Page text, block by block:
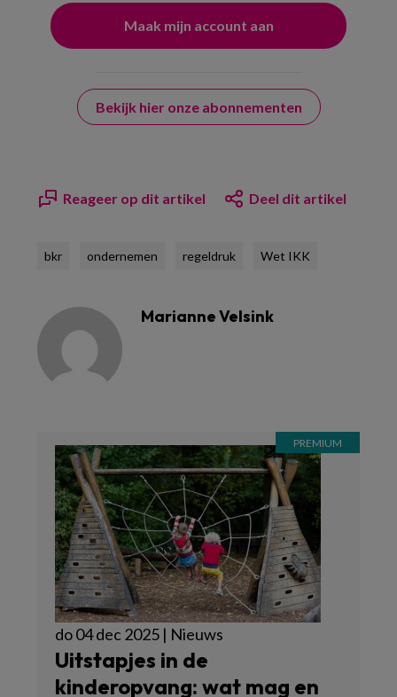
Bekijk hier onze abonnementen
Reageer op dit artikel Deel dit artikel
bkr ondernemen regeldruk Wet IKK
Marianne Velsink
do 04 dec 2025 | Nieuws
Uitstapjes in de
kinderopvang: wat mag en